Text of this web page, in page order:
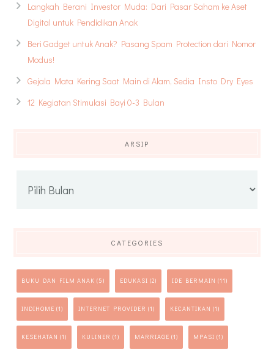
Langkah Berani Investor Muda: Dari Pasar Saham ke Aset
Digital untuk Pendidikan Anak
Beri Gadget untuk Anak? Pasang Spam Protection dari Nomor
Modus!
Gejala Mata Kering Saat Main di Alam, Sedia Insto Dry Eyes
12 Kegiatan Stimulasi Bayi 0-3 Bulan
ARSIP
CATEGORIES
BUKU DAN FILM ANAK (5) EDUKASI (2) IDE BERMAIN (11)
INDIHOME (1) INTERNET PROVIDER (1) KECANTIKAN (1)
KESEHATAN (1) KULINER (1) MARRIAGE (1) MPASI (1)